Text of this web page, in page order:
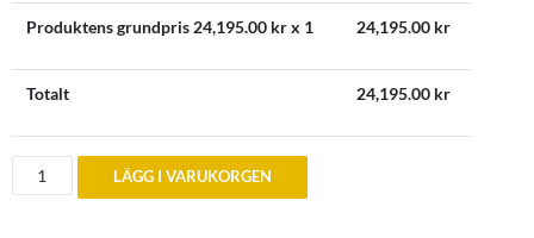
Produktens grundpris 24,195.00 kr x 1 24,195.00 kr
Totalt 24,195.00 kr
Bagageväskor
Aston
LÄGG I VARUKORGEN